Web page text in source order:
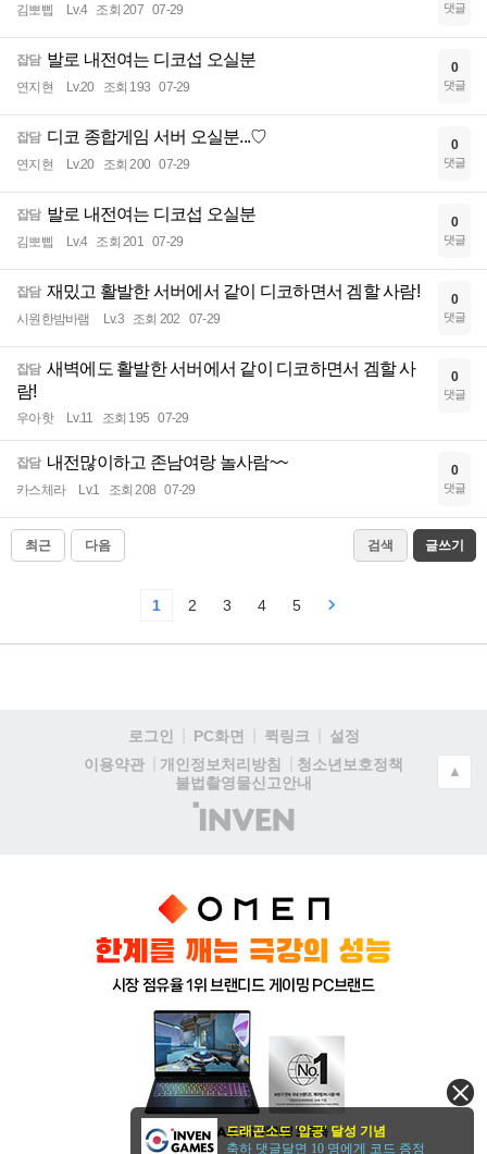
김뽀삡 Lv.4 조회 207 07-29 댓글
잡담 발로 내전여는 디코섭 오실분
연지현 Lv.20 조회 193 07-29
0
댓글
잡담 디코 종합게임 서버 오실분...♡
연지현 Lv.20 조회 200 07-29
0
댓글
잡담 발로 내전여는 디코섭 오실분
김뽀삡 Lv.4 조회 201 07-29
0
댓글
잡담 재밌고 활발한 서버에서 같이 디코하면서 겜할 사람!
시원한밤바램 Lv.3 조회 202 07-29
0
댓글
잡담 새벽에도 활발한 서버에서 같이 디코하면서 겜할 사
람!
우아핫 Lv.11 조회 195 07-29
0
댓글
잡담 내전많이하고 존남여랑 놀사람~~
카스체라 Lv.1 조회 208 07-29
0
댓글
최근 다음 검색 글쓰기
1 2 3 4 5
로그인 PC화면 퀵링크
설정
이용약관
개인정보처리방침
청소년보호정책
불법촬영물신고안내
(주)
인
▲
드래곤소드 '압긍' 달성 기념
축하 댓글달면 10 명에게 코드 증정